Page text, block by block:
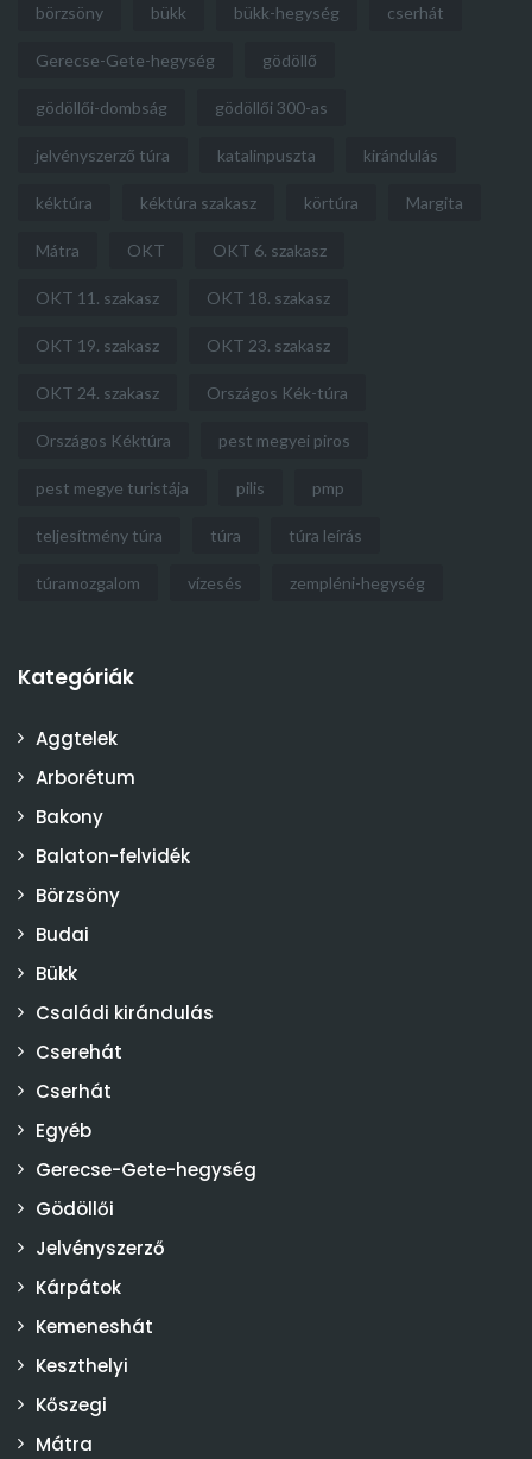
börzsöny bükk bükk-hegység cserhát
Gerecse-Gete-hegység gödöllő
gödöllői-dombság gödöllői 300-as
jelvényszerző túra katalinpuszta kirándulás
kéktúra kéktúra szakasz körtúra Margita
Mátra OKT OKT 6. szakasz
OKT 11. szakasz OKT 18. szakasz
OKT 19. szakasz OKT 23. szakasz
OKT 24. szakasz Országos Kék-túra
Országos Kéktúra pest megyei piros
pest megye turistája pilis pmp
teljesítmény túra túra túra leírás
túramozgalom vízesés zempléni-hegység
Kategóriák
Aggtelek
Arborétum
Bakony
Balaton-felvidék
Börzsöny
Budai
Bükk
Családi kirándulás
Cserehát
Cserhát
Egyéb
Gerecse-Gete-hegység
Gödöllői
Jelvényszerző
Kárpátok
Kemeneshát
Keszthelyi
Kőszegi
Mátra